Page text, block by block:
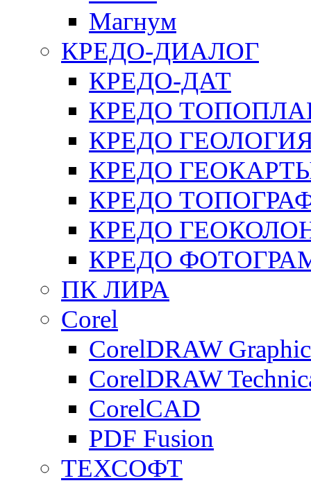
Магнум
КРЕДО-ДИАЛОГ
КРЕДО-ДАТ
КРЕДО
КРЕДО
КРЕДО
КРЕДО
КРЕДО
КРЕДО
ПК ЛИРА
Corel
CorelDRAW
CorelDRAW
CorelCAD
PDF Fusion
ТЕХСОФТ